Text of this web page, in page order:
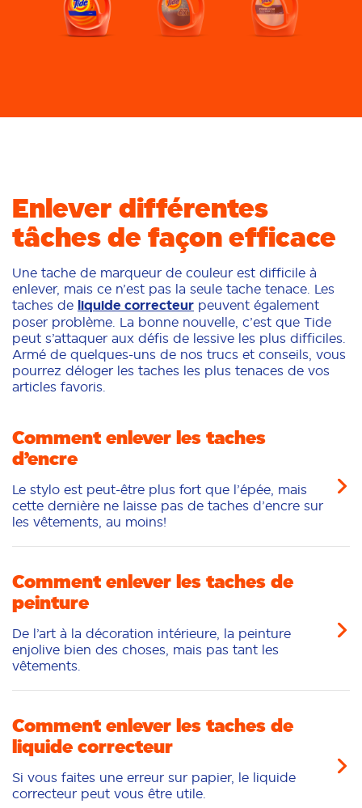
Enlever différentes
tâches de façon efficace
Une tache de marqueur de couleur est difficile à
enlever, mais ce n’est pas la seule tache tenace. Les
taches de liquide correcteur peuvent également
poser problème. La bonne nouvelle, c’est que Tide
peut s’attaquer aux défis de lessive les plus difficiles.
Armé de quelques-uns de nos trucs et conseils, vous
pourrez déloger les taches les plus tenaces de vos
articles favoris.
Comment enlever les taches
d’encre
Le stylo est peut-être plus fort que l’épée, mais
cette dernière ne laisse pas de taches d’encre sur
les vêtements, au moins!
Comment enlever les taches de
peinture
De l’art à la décoration intérieure, la peinture
enjolive bien des choses, mais pas tant les
vêtements.
Comment enlever les taches de
liquide correcteur
Si vous faites une erreur sur papier, le liquide
correcteur peut vous être utile.